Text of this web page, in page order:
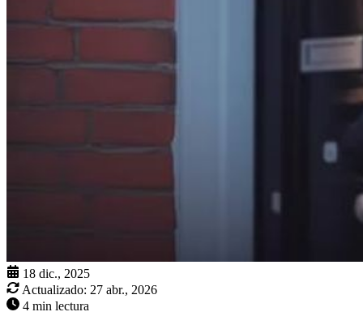
18 dic., 2025
Actualizado: 27 abr., 2026
4 min lectura